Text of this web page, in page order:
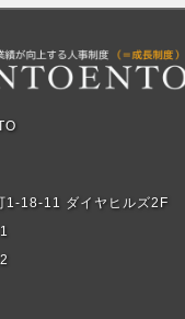
1-18-11 ダイヤヒルズ2F